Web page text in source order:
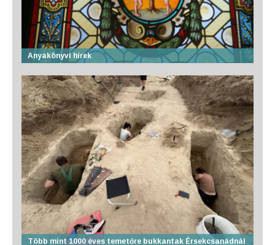
Anyakönyvi hírek
Több mint 1000 éves temetőre bukkantak Érsekcsanádnál